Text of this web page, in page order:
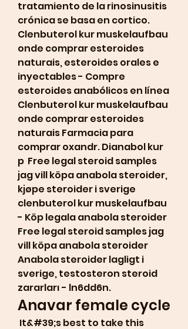
tratamiento de la rinosinusitis
crónica se basa en cortico.
Clenbuterol kur muskelaufbau
onde comprar esteroides
naturais, esteroides orales e
inyectables - Compre
esteroides anabólicos en línea
Clenbuterol kur muskelaufbau
onde comprar esteroides
naturais Farmacia para
comprar oxandr. Dianabol kur
p  Free legal steroid samples
jag vill köpa anabola steroider,
kjøpe steroider i sverige
clenbuterol kur muskelaufbau
- Köp legala anabola steroider
Free legal steroid samples jag
vill köpa anabola steroider
Anabola steroider lagligt i
sverige, testosteron steroid
zararları - ln6dd6n.
Anavar female cycle